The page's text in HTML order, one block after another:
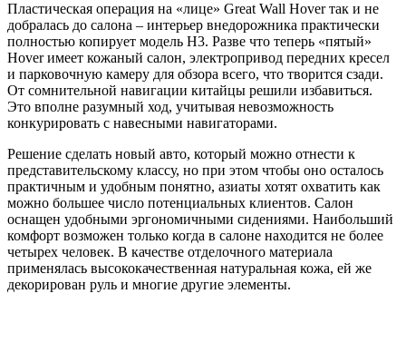
Пластическая операция на «лице» Great Wall Hover так и не
добралась до салона – интерьер внедорожника практически
полностью копирует модель H3. Разве что теперь «пятый»
Hover имеет кожаный салон, электропривод передних кресел
и парковочную камеру для обзора всего, что творится сзади.
От сомнительной навигации китайцы решили избавиться.
Это вполне разумный ход, учитывая невозможность
конкурировать с навесными навигаторами.
Решение сделать новый авто, который можно отнести к
представительскому классу, но при этом чтобы оно осталось
практичным и удобным понятно, азиаты хотят охватить как
можно большее число потенциальных клиентов. Салон
оснащен удобными эргономичными сидениями. Наибольший
комфорт возможен только когда в салоне находится не более
четырех человек. В качестве отделочного материала
применялась высококачественная натуральная кожа, ей же
декорирован руль и многие другие элементы.